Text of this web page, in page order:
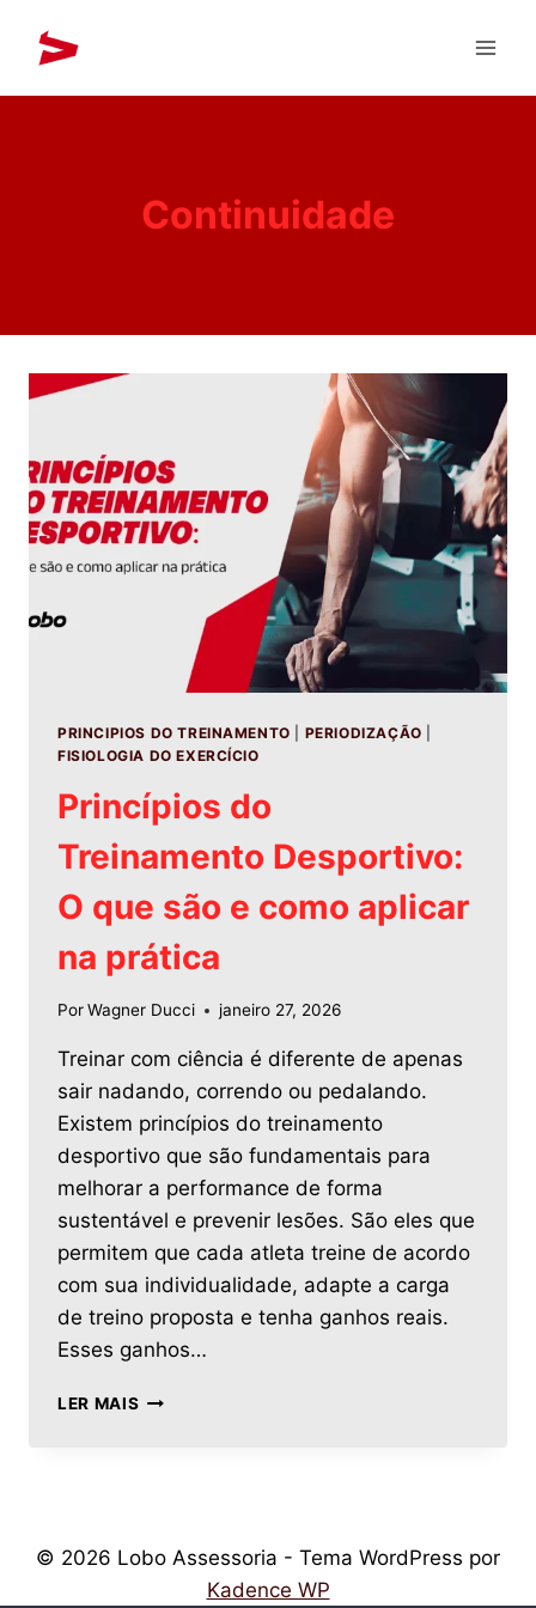
Continuidade
PRINCIPIOS DO TREINAMENTO PERIODIZAÇÃO
FISIOLOGIA DO EXERCÍCIO
Princípios do
Treinamento Desportivo:
O que são e como aplicar
na prática
PorWagner Ducci janeiro 27, 2026
Treinar com ciência é diferente de apenas
sair nadando, correndo ou pedalando.
Existem princípios do treinamento
desportivo que são fundamentais para
melhorar a performance de forma
sustentável e prevenir lesões. São eles que
permitem que cada atleta treine de acordo
com sua individualidade, adapte a carga
de treino proposta e tenha ganhos reais.
Esses ganhos…
LER MAIS
© 2026 Lobo Assessoria - Tema WordPress por
Kadence WP